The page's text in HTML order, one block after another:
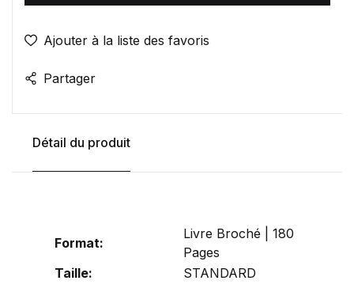
Ajouter à la liste des favoris
Partager
Détail du produit
Format:
Livre Broché | 180
Pages
Taille:
STANDARD